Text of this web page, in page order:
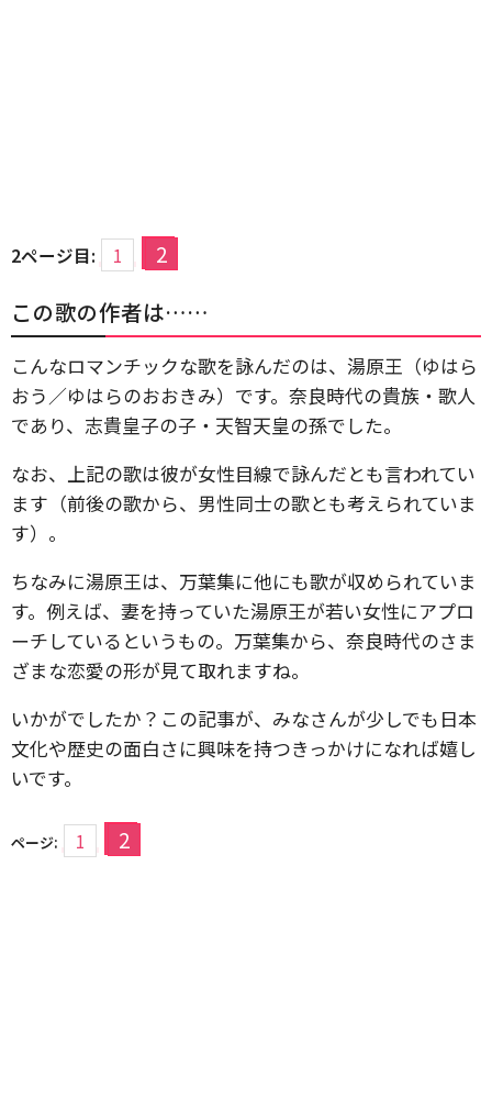
2ページ目: 1 2
この歌の作者は……
こんなロマンチックな歌を詠んだのは、湯原王（ゆはら
おう／ゆはらのおおきみ）です。奈良時代の貴族・歌人
であり、志貴皇子の子・天智天皇の孫でした。
なお、上記の歌は彼が女性目線で詠んだとも言われてい
ます（前後の歌から、男性同士の歌とも考えられていま
す）。
ちなみに湯原王は、万葉集に他にも歌が収められていま
す。例えば、妻を持っていた湯原王が若い女性にアプロ
ーチしているというもの。万葉集から、奈良時代のさま
ざまな恋愛の形が見て取れますね。
いかがでしたか？この記事が、みなさんが少しでも日本
文化や歴史の面白さに興味を持つきっかけになれば嬉し
いです。
ページ: 1 2